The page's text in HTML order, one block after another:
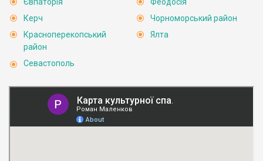
Керч
Красноперекопський
район
Севастополь
Чорноморський район
Ялта